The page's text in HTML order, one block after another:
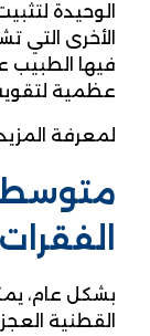
الوحيدة
الأخرى
فيها
عظمية
لمعرفة
متوسط
بشكل عام،